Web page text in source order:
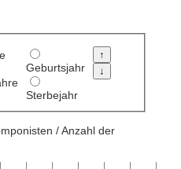
Geburtsjahr
Sterbejahr
/ Anzahl der